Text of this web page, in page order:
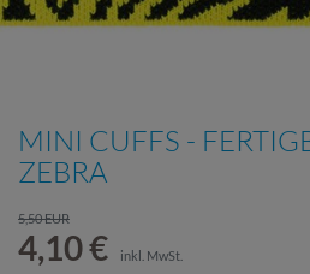
MINI CUFFS -
ZEBRA
5,50 EUR
4,10 € inkl. MwSt.